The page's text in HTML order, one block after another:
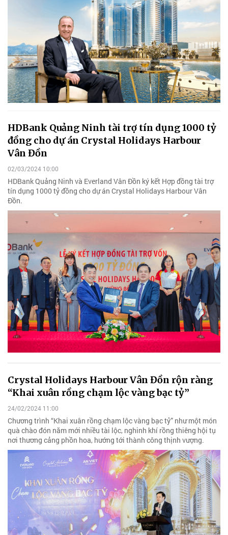
HDBank Quảng Ninh tài trợ tín dụng 1000 tỷ
đồng cho dự án Crystal Holidays Harbour
Vân Đồn
02/03/2024 10:00
HDBank Quảng Ninh và Everland Vân Đồn ký kết Hợp đồng tài trợ
tín dụng 1000 tỷ đồng cho dự án Crystal Holidays Harbour Vân
Đồn.
Crystal Holidays Harbour Vân Đồn rộn ràng
“Khai xuân rồng chạm lộc vàng bạc tỷ”
24/02/2024 11:00
Chương trình “Khai xuân rồng chạm lộc vàng bạc tỷ” như một món
quà chào đón năm mới nhiều tài lộc, nghinh khí rồng thiêng hội tụ
nơi thương cảng phồn hoa, hướng tới thành công thịnh vượng.